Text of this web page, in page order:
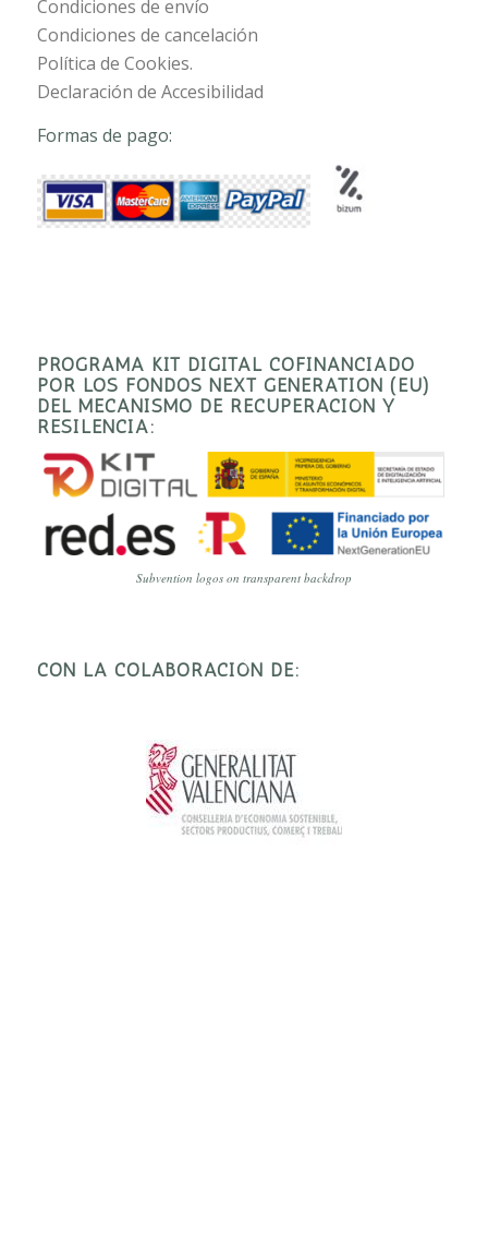
Condiciones de envío
Condiciones de cancelación
Política de Cookies.
Declaración de Accesibilidad
Formas de pago:
PROGRAMA KIT DIGITAL COFINANCIADO
POR LOS FONDOS NEXT GENERATION (EU)
DEL MECANISMO DE RECUPERACIÓN Y
RESILENCIA:
Subvention logos on transparent backdrop
CON LA COLABORACIÓN DE: